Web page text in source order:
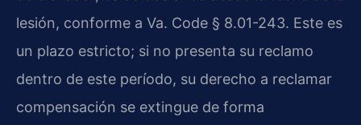
lesión, conforme a Va. Code § 8.01-243. Este es
un plazo estricto; si no presenta su reclamo
dentro de este período, su derecho a reclamar
compensación se extingue de forma